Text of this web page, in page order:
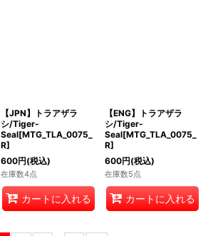
【JPN】トラアザラ
シ/Tiger-
Seal[MTG_TLA_0075_
R]
600円(税込)
在庫数4点
カートに入れる
【ENG】トラアザラ
シ/Tiger-
Seal[MTG_TLA_0075_
R]
600円(税込)
在庫数5点
カートに入れる